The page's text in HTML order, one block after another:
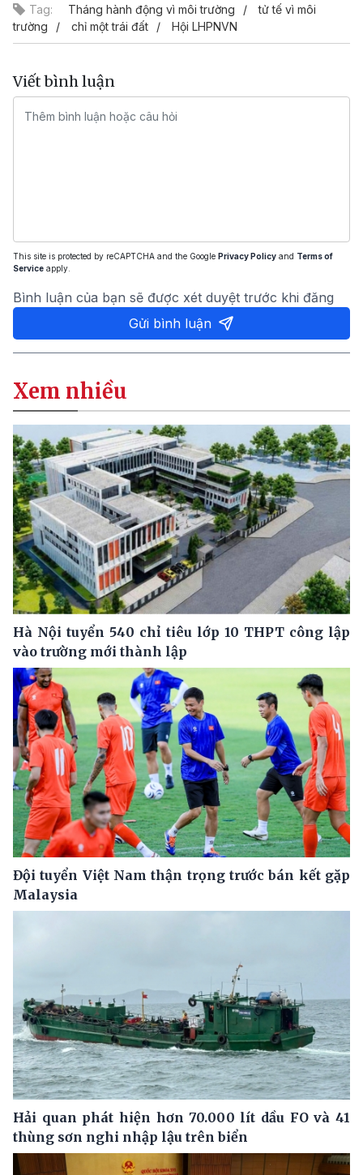
Tag: Tháng hành động vì môi trường
tử tế vì môi
trường
chỉ một trái đất Hội LHPNVN
Viết bình luận
This site is protected by reCAPTCHA and the Google Privacy Policy and Terms of
Service apply.
Bình luận của bạn sẽ được xét duyệt trước khi đăng
Gửi bình luận
Xem nhiều
Hà Nội tuyển 540 chỉ tiêu lớp 10 THPT công lập
vào trường mới thành lập
Đội tuyển Việt Nam thận trọng trước bán kết gặp
Malaysia
Hải quan phát hiện hơn 70.000 lít dầu FO và 41
thùng sơn nghi nhập lậu trên biển